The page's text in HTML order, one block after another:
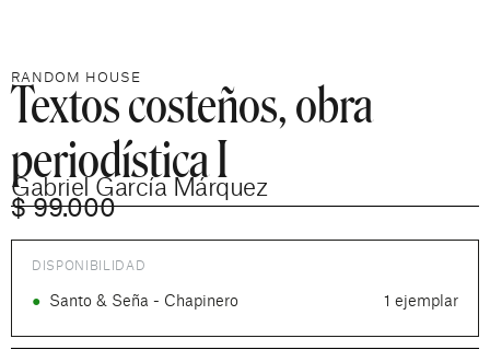
RANDOM HOUSE
Textos costeños, obra
periodística I
Gabriel García Márquez
$99.000
DISPONIBILIDAD
● Santo & Seña - Chapinero 1 ejemplar